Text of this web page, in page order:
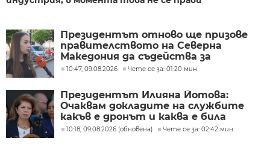
Президентът отново ще призове
правителството на Северна
Македония да съдейства за
лечението на Ива Михайлова
10:47, 09.08.2026 Чете се за: 01:20 мин.
Президентът Илияна Йотова:
Очаквам докладите на службите
какъв е дронът и каква е била
неговата роля
10:18, 09.08.2026 (обновена) Чете се за: 02:42 мин.